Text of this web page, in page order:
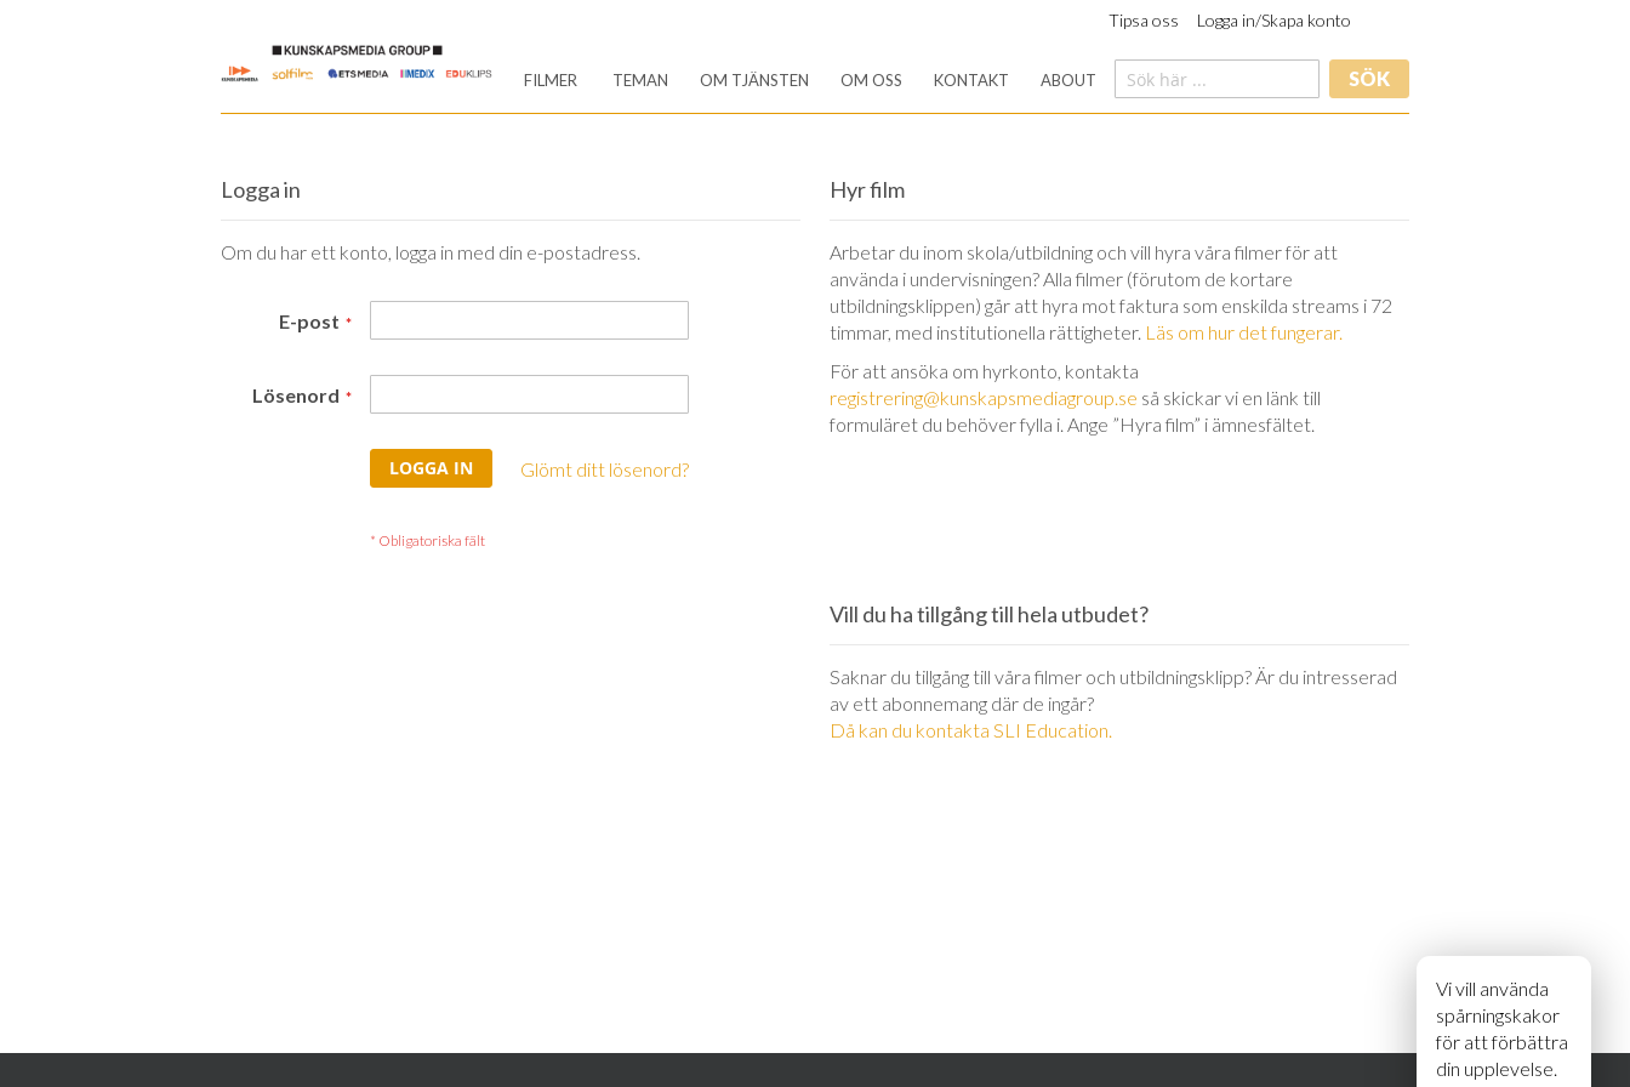
Vi vill använda
spårningskakor
för att förbättra
din upplevelse.
Tipsa oss Logga in/Skapa konto
Content
FILMER TEMAN OM TJÄNSTEN OM OSS KONTAKT ABOUT SÖK
Logga in
Om du har ett konto, logga in med din e-postadress.
E-post
Lösenord
LOGGA IN Glömt ditt lösenord?
Hyr film
Arbetar du inom skola/utbildning och vill hyra våra filmer för att
använda i undervisningen? Alla filmer (förutom de kortare
utbildningsklippen) går att hyra mot faktura som enskilda streams i 72
timmar, med institutionella rättigheter. Läs om hur det fungerar.
För att ansöka om hyrkonto, kontakta
registrering@kunskapsmediagroup.se så skickar vi en länk till
formuläret du behöver fylla i. Ange ”Hyra film” i ämnesfältet.
Vill du ha tillgång till hela utbudet?
Saknar du tillgång till våra filmer och utbildningsklipp? Är du intresserad
av ett abonnemang där de ingår?
Då kan du kontakta SLI Education.